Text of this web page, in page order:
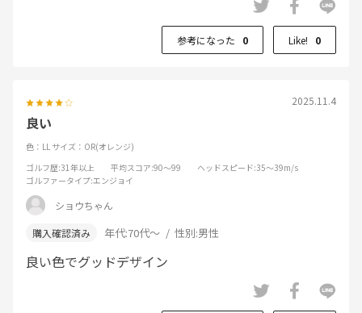
参考になった 0 Like! 0
2025.11.4
良い
色：LL サイズ：OR(オレンジ)
ゴルフ歴:31年以上 平均スコア:90～99 ヘッドスピード:35～39m/s
ゴルファータイプ:エンジョイ
ショウちゃん
年代:70代～ 性別:男性
良い色でグッドデザイン